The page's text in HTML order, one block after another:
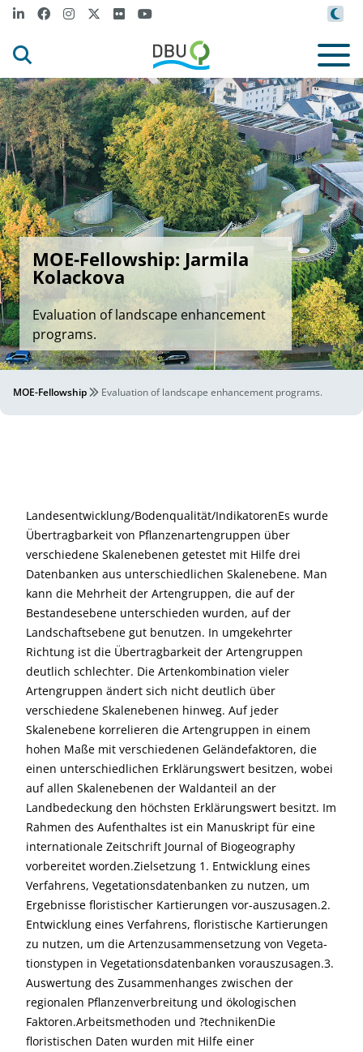
MOE-Fellowship: Jarmila
Kolackova
Evaluation of landscape enhancement
programs.
MOE-Fellowship Evaluation of landscape enhancement programs.
Landesentwicklung/Bodenqualität/IndikatorenEs wurde
Übertragbarkeit von Pflanzenartengruppen über
verschiedene Skalenebenen getestet mit Hilfe drei
Datenbanken aus unterschiedlichen Skalenebene. Man
kann die Mehrheit der Artengruppen, die auf der
Bestandesebene unterschieden wurden, auf der
Landschaftsebene gut benutzen. In umgekehrter
Richtung ist die Übertragbarkeit der Artengruppen
deutlich schlechter. Die Artenkombination vieler
Artengruppen ändert sich nicht deutlich über
verschiedene Skalenebenen hinweg. Auf jeder
Skalenebene korrelieren die Artengruppen in einem
hohen Maße mit verschiedenen Geländefaktoren, die
einen unterschiedlichen Erklärungswert besitzen, wobei
auf allen Skalenebenen der Waldanteil an der
Landbedeckung den höchsten Erklärungswert besitzt. Im
Rahmen des Aufenthaltes ist ein Manuskript für eine
internationale Zeitschrift Journal of Biogeography
vorbereitet worden.Zielsetzung 1. Entwicklung eines
Verfahrens, Vegetationsdatenbanken zu nutzen, um
Ergebnisse floristischer Kartierungen vor-auszusagen.2.
Entwicklung eines Verfahrens, floristische Kartierungen
zu nutzen, um die Artenzusammensetzung von Vegeta-
tionstypen in Vegetationsdatenbanken vorauszusagen.3.
Auswertung des Zusammenhanges zwischen der
regionalen Pflanzenverbreitung und ökologischen
Faktoren.Arbeitsmethoden und ?technikenDie
floristischen Daten wurden mit Hilfe einer